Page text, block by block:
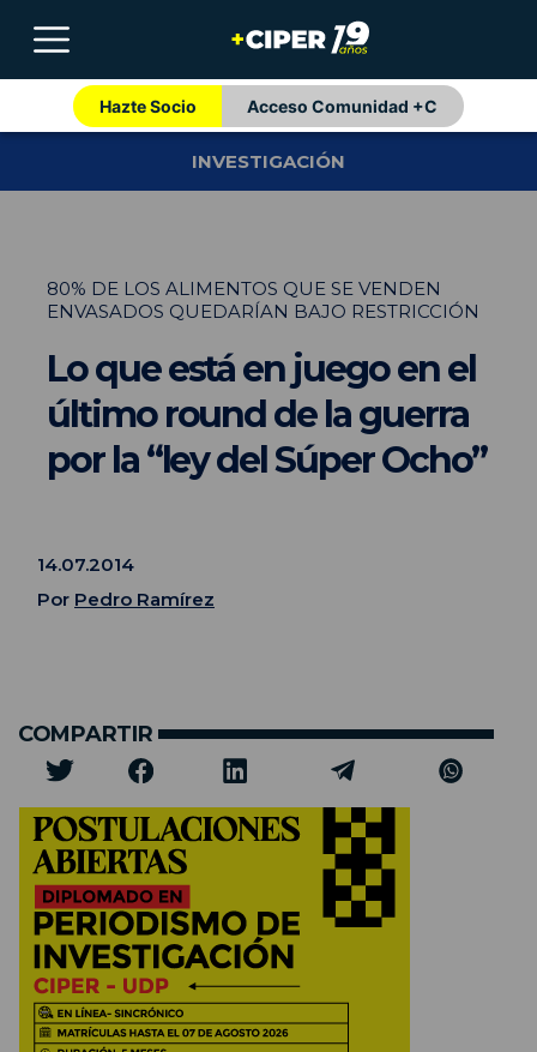
Hazte Socio Acceso Comunidad +C
INVESTIGACIÓN
80% DE LOS ALIMENTOS QUE SE VENDEN
ENVASADOS QUEDARÍAN BAJO RESTRICCIÓN
Lo que está en juego en el
último round de la guerra
por la “ley del Súper Ocho”
14.07.2014
Por Pedro Ramírez
COMPARTIR